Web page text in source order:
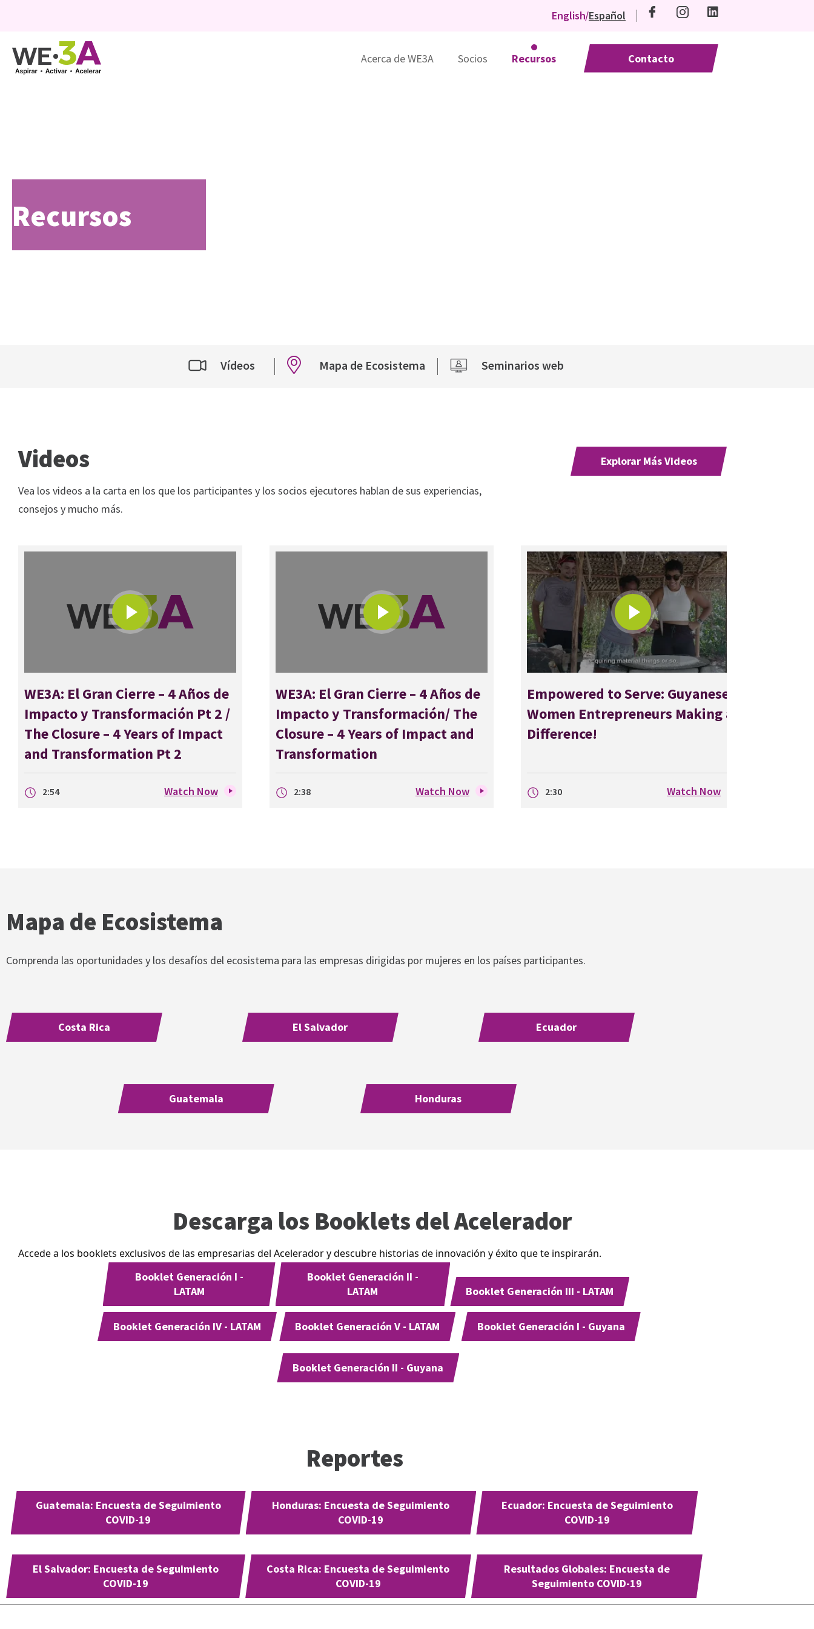
English Español
Acerca de WE3A Socios Recursos Contacto
Recursos
Vídeos Mapa de Ecosistema Seminarios web
Videos Explorar Más Videos
Vea los videos a la carta en los que los participantes y los socios ejecutores hablan de sus experiencias,
consejos y mucho más.
WE3A: El Gran Cierre – 4 Años de
Impacto y Transformación Pt 2 /
The Closure – 4 Years of Impact
and Transformation Pt 2
2:54 Watch Now
WE3A: El Gran Cierre – 4 Años de
Impacto y Transformación/ The
Closure – 4 Years of Impact and
Transformation
2:38 Watch Now
Empowered to Serve: Guyanese
Women Entrepreneurs Making a
Difference!
2:30 Watch Now
Mapa de Ecosistema
Comprenda las oportunidades y los desafíos del ecosistema para las empresas dirigidas por mujeres en los países participantes.
Costa Rica El Salvador Ecuador
Guatemala Honduras
Descarga los Booklets del Acelerador
Accede a los booklets exclusivos de las empresarias del Acelerador y descubre historias de innovación y éxito que te inspirarán.
Booklet Generación I -
LATAM
Booklet Generación II -
LATAM
Booklet Generación III - LATAM
Booklet Generación IV - LATAM Booklet Generación V - LATAM Booklet Generación I - Guyana
Booklet Generación II - Guyana
Reportes
Guatemala: Encuesta de Seguimiento
COVID-19
Honduras: Encuesta de Seguimiento
COVID-19
Ecuador: Encuesta de Seguimiento
COVID-19
El Salvador: Encuesta de Seguimiento
COVID-19
Costa Rica: Encuesta de Seguimiento
COVID-19
Resultados Globales: Encuesta de
Seguimiento COVID-19